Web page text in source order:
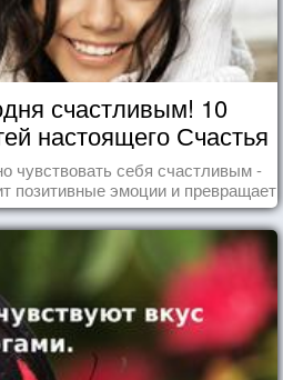
счастливым! 10
настоящего Счастья
чувствовать себя счастливым -
позитивные эмоции и превращает
маленький праздник.